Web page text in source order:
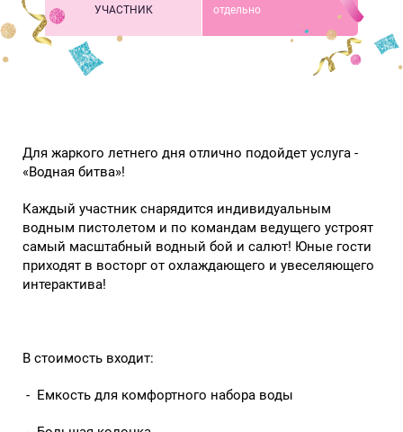
УЧАСТНИК
отдельно
Для жаркого летнего дня отлично подойдет услуга -
«Водная битва»!
Каждый участник снарядится индивидуальным
водным пистолетом и по командам ведущего устроят
самый масштабный водный бой и салют! Юные гости
приходят в восторг от охлаждающего и увеселяющего
интерактива!
В стоимость входит:
- Емкость для комфортного набора воды